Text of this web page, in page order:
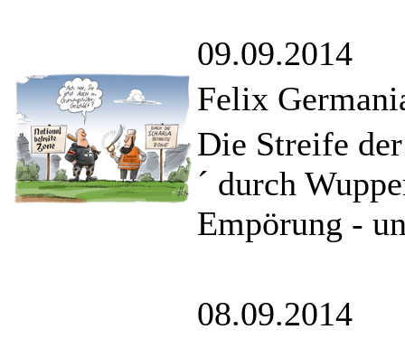
09.09.2014
Felix
Die Streife
´ durch
Empörung -
08.09.2014